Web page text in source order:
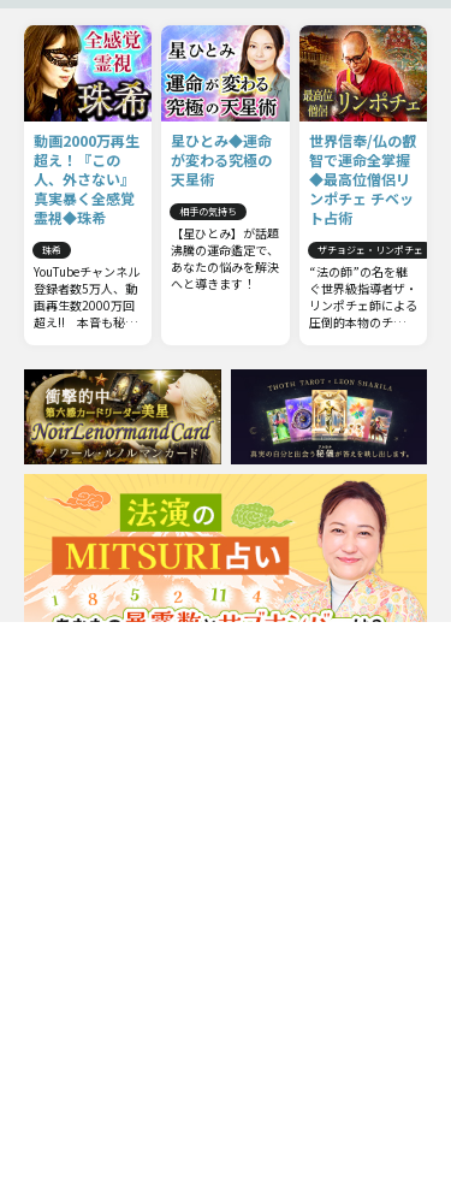
動画2000万再生
超え！『この
人、外さない』
真実暴く全感覚
霊視◆珠希
珠希
YouTubeチャンネル
登録者数5万人、動
画再生数2000万回
超え!! 本音も秘密
までズバッと暴いて
しまう全感覚霊視を
ご体感下さい。
星ひとみ◆運命
が変わる究極の
天星術
相手の気持ち
【星ひとみ】が話題
沸騰の運命鑑定で、
あなたの悩みを解決
へと導きます！
世界信奉/仏の叡
智で運命全掌握
◆最高位僧侶リ
ンポチェ チベッ
ト占術
ザチョジェ・リンポチェ
“法の師”の名を継
ぐ世界級指導者ザ・
リンポチェ師による
圧倒的本物のチベッ
ト占術の極意をお伝
えしましょう。